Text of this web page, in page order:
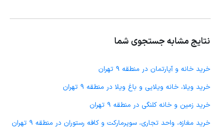
نتایج مشابه جستجوی شما
خرید خانه و آپارتمان در منطقه 9 تهران
خرید ویلا، خانه ویلایی و باغ ویلا در منطقه 9 تهران
خرید زمین و خانه کلنگی در منطقه 9 تهران
خرید مغازه، واحد تجاری، سوپرمارکت و کافه رستوران در منطقه 9 تهران